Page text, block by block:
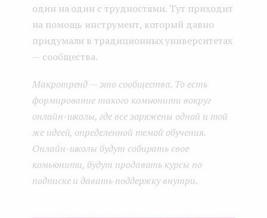
один на один с трудностями. Тут приходит
на помощь инструмент, который давно
придумали в традиционных университетах
— сообщества.
Макротренд — это сообщества. То есть
формирование такого комьюнити вокруг
онлайн-школы, где все заряжены одной и той
же идеей, определенной темой обучения.
Онлайн-школы будут собирать свое
комьюнити, будут продавать курсы по
подписке и давать поддержку внутри.